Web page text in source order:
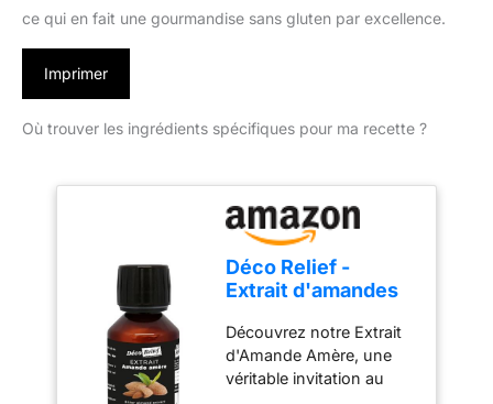
ce qui en fait une gourmandise sans gluten par excellence.
Imprimer
Où trouver les ingrédients spécifiques pour ma recette ?
Déco Relief -
Extrait d'amandes
Découvrez notre Extrait
d'Amande Amère, une
véritable invitation au